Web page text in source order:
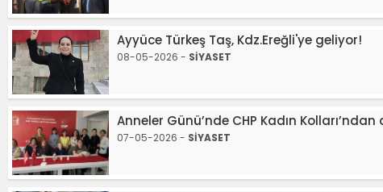
Ayyüce Türkeş Taş, Kdz.Ereğli'ye geliyor!
08-05-2026 - SİYASET
Anneler Günü’nde CHP Kadın
07-05-2026 - SİYASET